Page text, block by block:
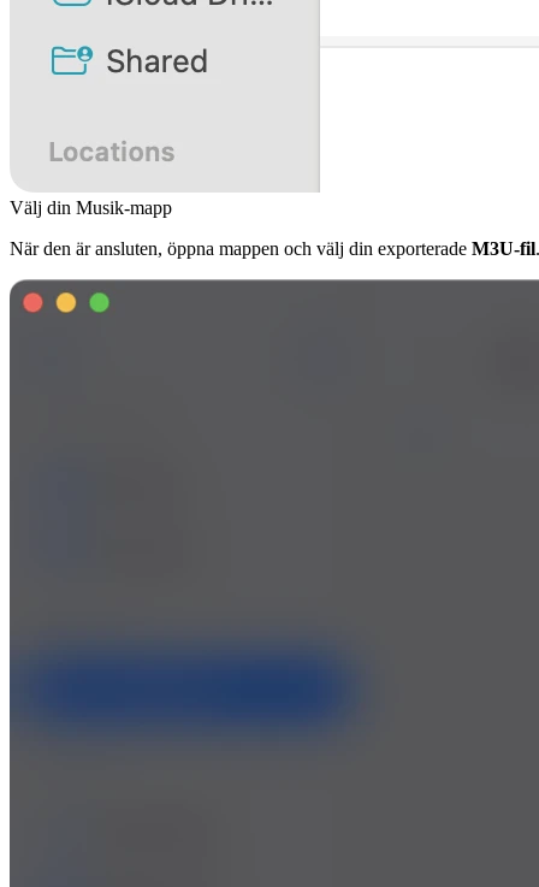
Välj din Musik-mapp
När den är ansluten, öppna mappen och välj din exporterade M3U-fil.